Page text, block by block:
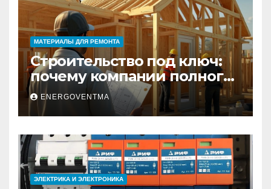
МАТЕРИАЛЫ ДЛЯ РЕМОНТА
Строительство под ключ:
почему компании полного
цикла меняют рынок
недвижимости
ENERGOVENTMA
ЭЛЕКТРИКА И ЭЛЕКТРОНИКА